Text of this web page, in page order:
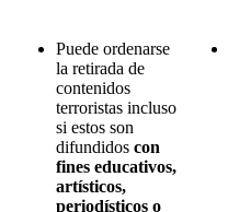
Puede ordenarse
la retirada de
contenidos
terroristas incluso
si estos son
difundidos con
fines educativos,
artísticos,
periodísticos o